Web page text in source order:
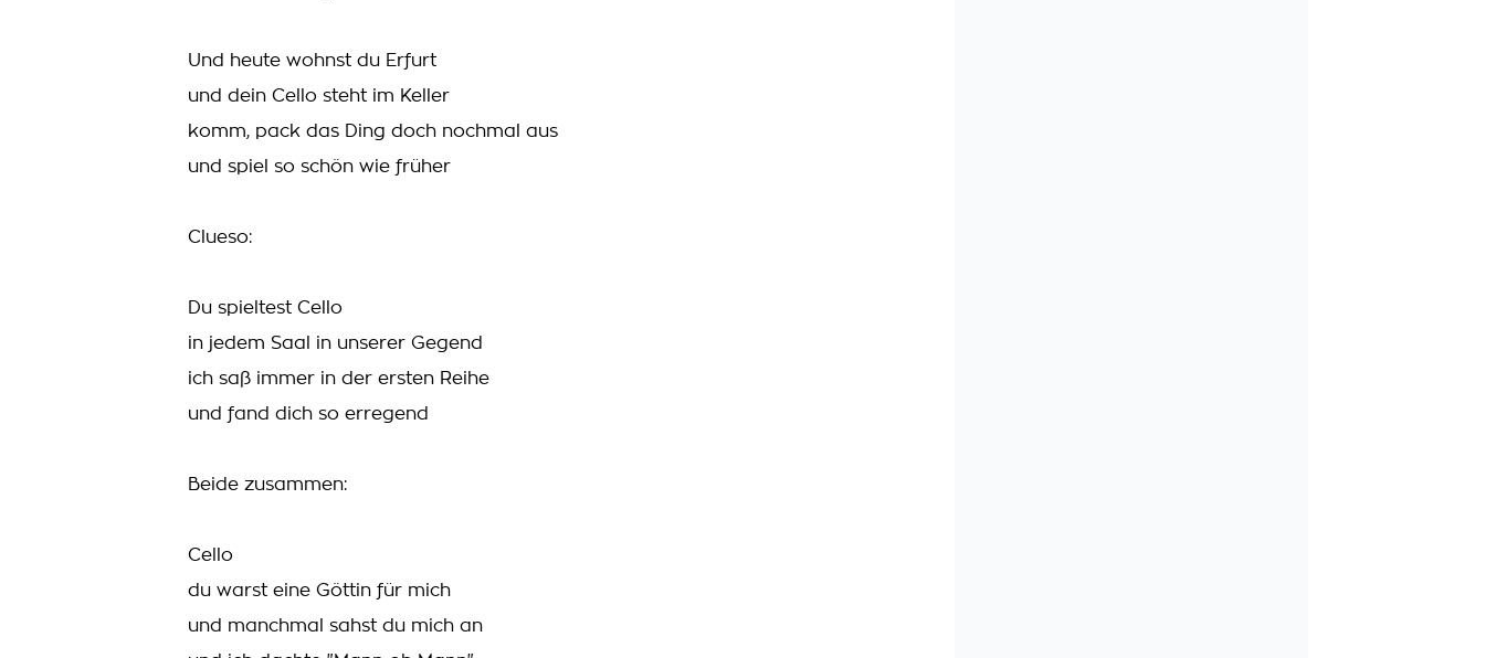
Und heute wohnst du Erfurt
und dein Cello steht im Keller
komm, pack das Ding doch nochmal aus
und spiel so schön wie früher
Clueso:
Du spieltest Cello
in jedem Saal in unserer Gegend
ich saß immer in der ersten Reihe
und fand dich so erregend
Beide zusammen:
Cello
du warst eine Göttin für mich
und manchmal sahst du mich an